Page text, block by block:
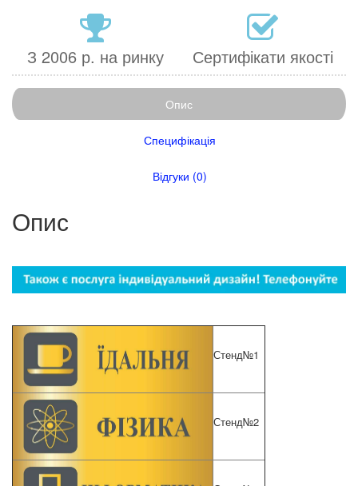
З 2006 р. на ринку Сертифікати якості
Опис
Специфікація
Відгуки (0)
Опис
Стенд№1
Стенд№2